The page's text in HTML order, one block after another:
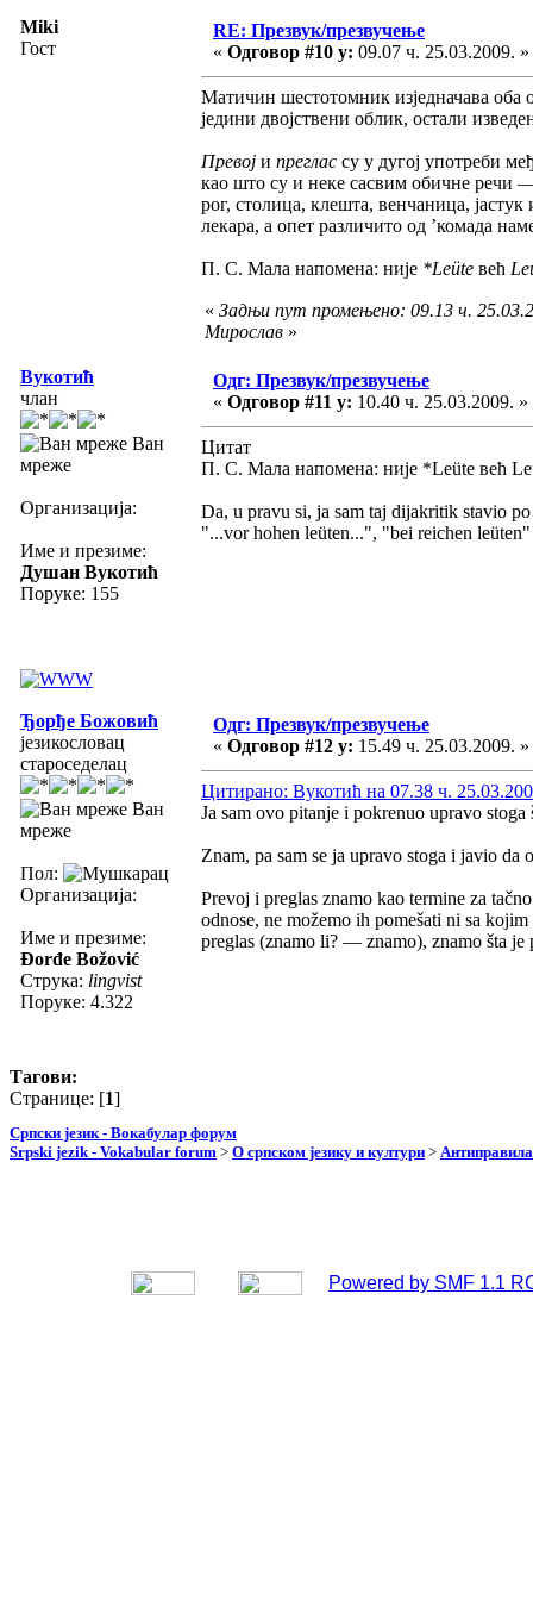
Miki
Гост
RE: Презвук/презвучење
« Одговор #10 у: 09.07 ч. 25.03.2009. »
Матичин шестотомник изједначава оба
једини двојствени облик, остали
Превој и преглас су у дугој употреби
као што су и неке сасвим обичне
рог, столица, клешта, венчаница,
лекара, а опет различито од ’комада
П. С. Мала напомена: није *Leüte већ
« Задњи пут промењено: 09.13 ч.
Мирослав »
Вукотић
члан
Ван
мреже
Организација:
Име и презиме:
Душан Вукотић
Поруке: 155
Одг: Презвук/презвучење
« Одговор #11 у: 10.40 ч. 25.03.2009. »
Цитат
П. С. Мала напомена: није *Leüte већ
Da, u pravu si, ja sam taj dijakritik stavio
"...vor hohen leüten...", "bei reichen
Ђорђе Божовић
језикословац
староседелац
Ван
мреже
Пол:
Организација:
Име и презиме:
Đorđe Božović
Струка: lingvist
Поруке: 4.322
Одг: Презвук/презвучење
« Одговор #12 у: 15.49 ч. 25.03.2009. »
Цитирано: Вукотић на 07.38 ч.
Ja sam ovo pitanje i pokrenuo upravo
Znam, pa sam se ja upravo stoga i javio
Prevoj i preglas znamo kao termine za
odnose, ne možemo ih pomešati ni sa
preglas (znamo li? — znamo), znamo šta
Тагови:
Странице: [1]
Српски језик - Вокабулар форум
Srpski jezik - Vokabular forum > О српском језику и култури > Антиправила
Powered by SMF 1.1